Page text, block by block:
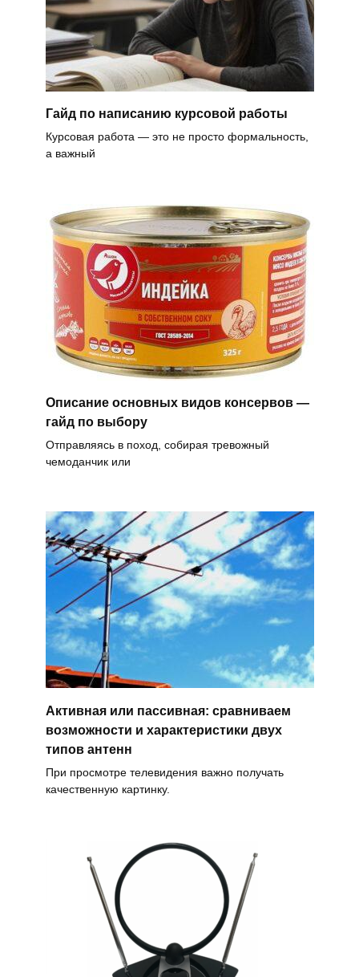
Гайд по написанию курсовой работы
Курсовая работа — это не просто формальность,
а важный
Описание основных видов консервов —
гайд по выбору
Отправляясь в поход, собирая тревожный
чемоданчик или
Активная или пассивная: сравниваем
возможности и характеристики двух
типов антенн
При просмотре телевидения важно получать
качественную картинку.